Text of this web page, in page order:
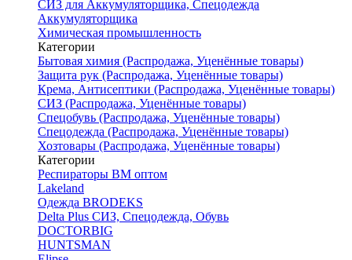
СИЗ для Аккумуляторщика, Спецодежда
Аккумуляторщика
Химическая промышленность
Категории
Бытовая химия (Распродажа, Уценённые товары)
Защита рук (Распродажа, Уценённые товары)
Крема, Антисептики (Распродажа, Уценённые товары)
СИЗ (Распродажа, Уценённые товары)
Спецобувь (Распродажа, Уценённые товары)
Спецодежда (Распродажа, Уценённые товары)
Хозтовары (Распродажа, Уценённые товары)
Категории
Респираторы ВМ оптом
Lakeland
Одежда BRODEKS
Delta Plus СИЗ, Спецодежда, Обувь
DOCTORBIG
HUNTSMAN